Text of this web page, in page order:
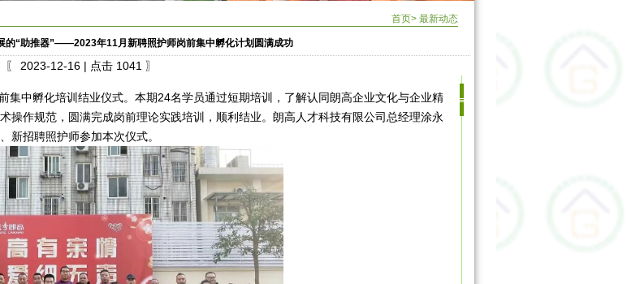
首页> 最新动态
的“助推器”——2023年11月新聘照护师岗前集中孵化计划圆满成功
〖 2023-12-16 | 点击 1041 〗
中孵化培训结业仪式。本期24名学员通过短期培训，了解认同朗高企业文化与企业精
操作规范，圆满完成岗前理论实践培训，顺利结业。朗高人才科技有限公司总经理涂永
新招聘照护师参加本次仪式。